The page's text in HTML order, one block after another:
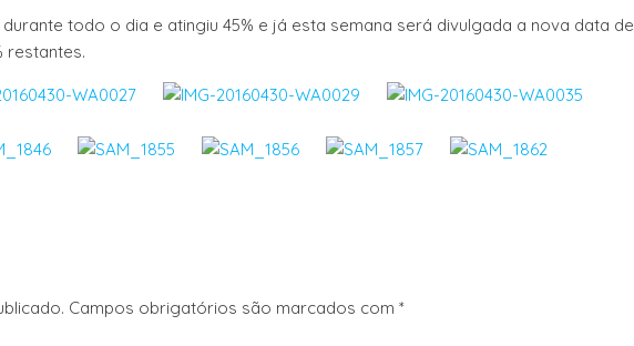
todo o dia e atingiu 45% e já esta semana será divulgada a nova data de
restantes.
Campos obrigatórios são marcados com *